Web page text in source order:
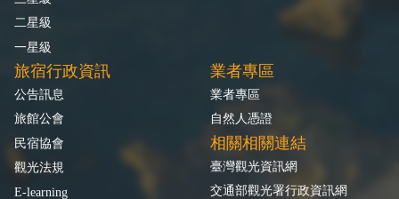
二星級
一星級
旅宿行政資訊
公告訊息
旅館公會
民宿協會
觀光法規
E-learning
業者專區
業者專區
自然人憑證
相關相關連結
臺灣觀光資訊網
交通部觀光署行政資訊網